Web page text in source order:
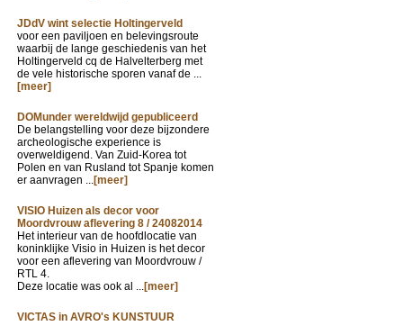
JDdV wint selectie Holtingerveld
voor een paviljoen en belevingsroute
waarbij de lange geschiedenis van het
Holtingerveld cq de Halvelterberg met
de vele historische sporen vanaf de ...
[meer]
DOMunder wereldwijd gepubliceerd
De belangstelling voor deze bijzondere
archeologische experience is
overweldigend. Van Zuid-Korea tot
Polen en van Rusland tot Spanje komen
er aanvragen ...[meer]
VISIO Huizen als decor voor
Moordvrouw aflevering 8 / 24082014
Het interieur van de hoofdlocatie van
koninklijke Visio in Huizen is het decor
voor een aflevering van Moordvrouw /
RTL 4.
Deze locatie was ook al ...[meer]
VICTAS in AVRO's KUNSTUUR